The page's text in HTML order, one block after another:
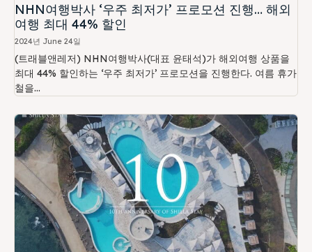
NHN여행박사 ‘우주 최저가’ 프로모션 진행… 해외
여행 최대 44% 할인
2024년 June 24일
(트래블앤레저) NHN여행박사(대표 윤태석)가 해외여행 상품을
최대 44% 할인하는 ‘우주 최저가’ 프로모션을 진행한다. 여름 휴가
철을...